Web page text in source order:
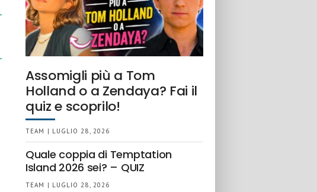
Assomigli più a Tom
Holland o a Zendaya? Fai il
quiz e scoprilo!
TEAM | LUGLIO 28, 2026
Quale coppia di Temptation
Island 2026 sei? – QUIZ
TEAM | LUGLIO 28, 2026